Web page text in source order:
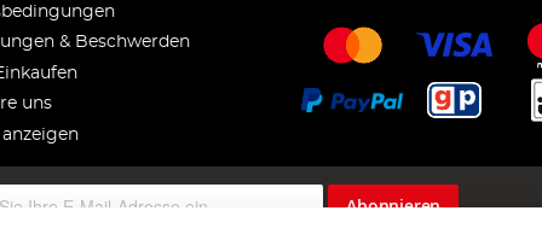
& Beschwerden
uns
Abonnieren